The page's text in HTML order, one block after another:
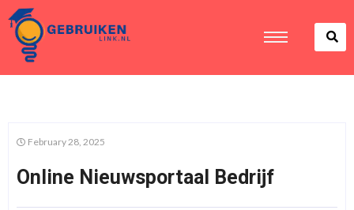
February 28, 2025
Online Nieuwsportaal Bedrijf